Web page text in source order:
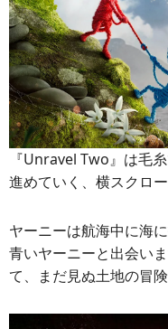
『Unravel Two』は毛
進めていく、横スクロ
ヤーニーは航海中に海
青いヤーニーと出会い
て、まだ見ぬ土地の冒